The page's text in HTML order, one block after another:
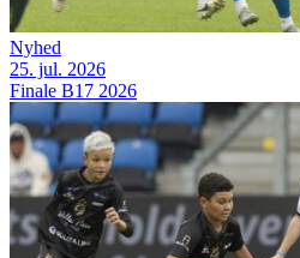
Nyhed
25. jul. 2026
Finale B17 2026